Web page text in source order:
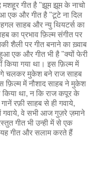
मशहूर गीत है "झूम झूम के नाचो
एक और गीत है "टूटे ना दिल
साहब और न्यु थियटर्स का
का प्रभाव फ़िल्म संगीत पर
शैली पर गीत बनाने का ख़्वाब
एक और गीत भी है "क्यों फेरी
किया गया था। इस फ़िल्म में
चलकर मुकेश बने राज साहब
में नौशाद साहब ने मुकेश
था, न कि राज कपूर के
रफ़ी साहब से ही गवाये,
गवाये, वे सभी आज गुज़रे ज़माने
गीत भी उन्ही में से एक
गीत और सलाम करते हैं